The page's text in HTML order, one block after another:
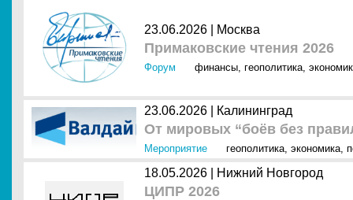
23.06.2026 | Москва
Примаковские чтения 2026
Форум финансы, геополитика,
23.06.2026 | Калининград
От мировых “боёв без
Мероприятие геополитика, экономика,
18.05.2026 | Нижний Новгород
ЦИПР 2026